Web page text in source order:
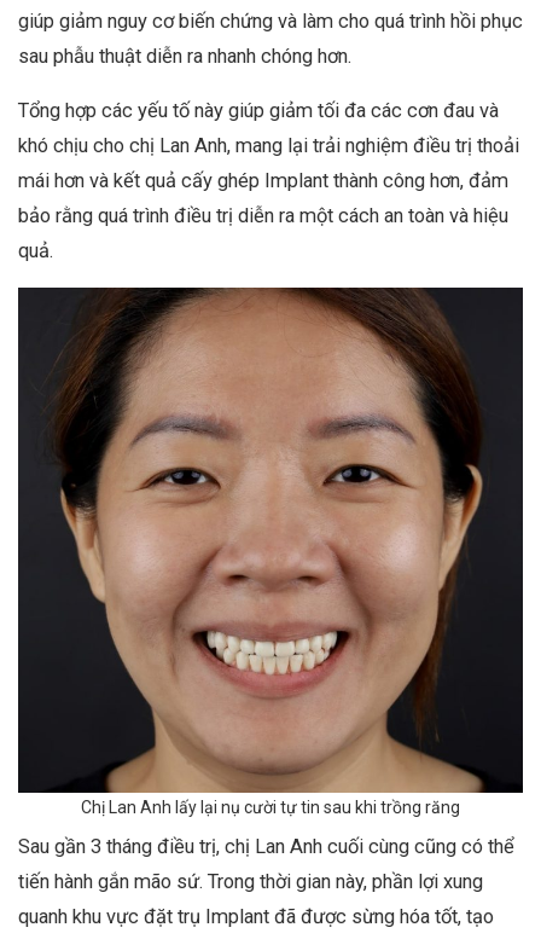
giúp giảm nguy cơ biến chứng và làm cho quá trình hồi phục
sau phẫu thuật diễn ra nhanh chóng hơn.
Tổng hợp các yếu tố này giúp giảm tối đa các cơn đau và
khó chịu cho chị Lan Anh, mang lại trải nghiệm điều trị thoải
mái hơn và kết quả cấy ghép Implant thành công hơn, đảm
bảo rằng quá trình điều trị diễn ra một cách an toàn và hiệu
quả.
Chị Lan Anh lấy lại nụ cười tự tin sau khi trồng răng
Sau gần 3 tháng điều trị, chị Lan Anh cuối cùng cũng có thể
tiến hành gắn mão sứ. Trong thời gian này, phần lợi xung
quanh khu vực đặt trụ Implant đã được sừng hóa tốt, tạo